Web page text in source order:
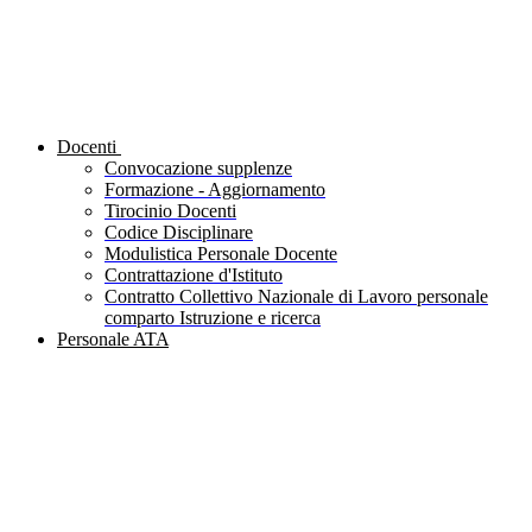
Docenti
Convocazione supplenze
Formazione - Aggiornamento
Tirocinio Docenti
Codice Disciplinare
Modulistica Personale Docente
Contrattazione d'Istituto
Contratto Collettivo Nazionale di Lavoro personale
comparto Istruzione e ricerca
Personale ATA